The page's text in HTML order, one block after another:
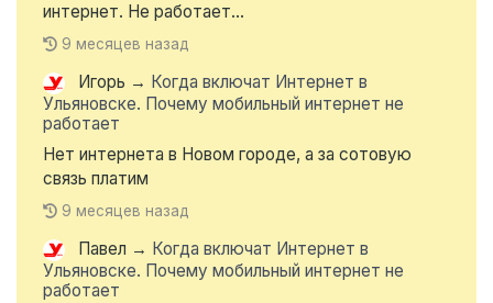
интернет. Не работает...
9 месяцев назад
Игорь → Когда включат Интернет в
Ульяновске. Почему мобильный интернет не
работает
Нет интернета в Новом городе, а за сотовую
связь платим
9 месяцев назад
Павел → Когда включат Интернет в
Ульяновске. Почему мобильный интернет не
работает